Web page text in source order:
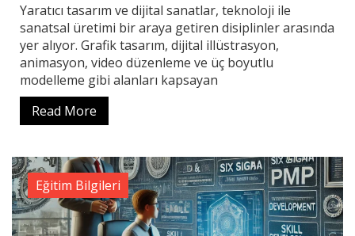
Yaratıcı tasarım ve dijital sanatlar, teknoloji ile
sanatsal üretimi bir araya getiren disiplinler arasında
yer alıyor. Grafik tasarım, dijital illüstrasyon,
animasyon, video düzenleme ve üç boyutlu
modelleme gibi alanları kapsayan
Read More
Eğitim Bilgileri